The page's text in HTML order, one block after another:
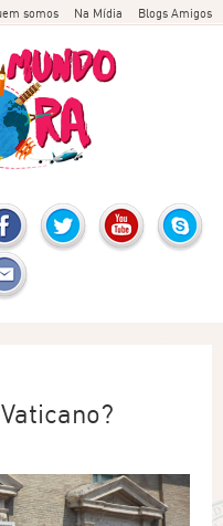
somos Na Mídia Blogs Amigos